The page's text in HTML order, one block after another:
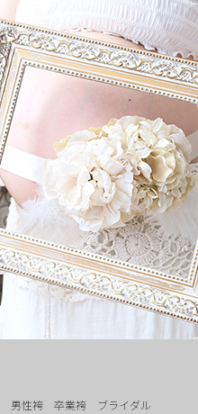
男性袴 卒業袴 ブライダル